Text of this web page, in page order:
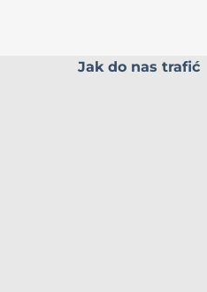
Jak do nas trafić